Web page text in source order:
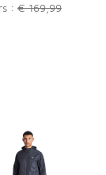
: € 169,99